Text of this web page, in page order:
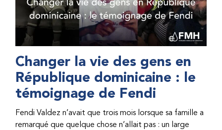
Changer la vie des gens en
République dominicaine : le
témoignage de Fendi
Fendi Valdez n’avait que trois mois lorsque sa famille a
remarqué que quelque chose n’allait pas : un large